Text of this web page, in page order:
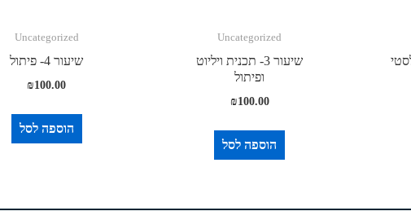
Uncategorized
שיעור 3- תכנית ויליוט
ופיתול
₪100.00
הוספה לסל
Uncategorized
שיעור 4- פיתול
₪100.00
הוספה לסל